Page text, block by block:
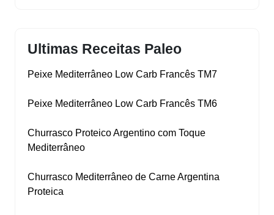
Ultimas Receitas Paleo
Peixe Mediterrâneo Low Carb Francês TM7
Peixe Mediterrâneo Low Carb Francês TM6
Churrasco Proteico Argentino com Toque
Mediterrâneo
Churrasco Mediterrâneo de Carne Argentina
Proteica